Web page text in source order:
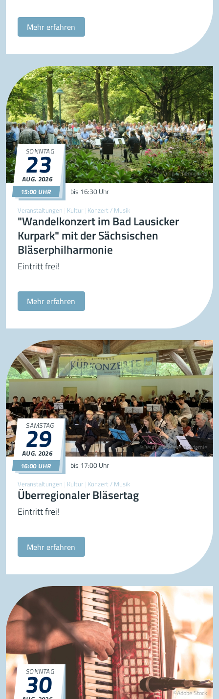
Mehr erfahren
©Stefanie Schennerlein
Veranstaltungen Kultur Konzert / Musik
"Wandelkonzert im Bad Lausicker
Kurpark" mit der Sächsischen
Bläserphilharmonie
SONNTAG
23
AUG.2026
15:00 UHR
23.08.2026
15:00
bis 16:30 Uhr
Eintritt frei!
Mehr erfahren
©Deutsche Bläserakademie
Veranstaltungen Kultur Konzert / Musik
Überregionaler Bläsertag
SAMSTAG
29
AUG.2026
16:00 UHR
29.08.2026
16:00
bis 17:00 Uhr
Eintritt frei!
Mehr erfahren
©Adobe Stock
SONNTAG
30